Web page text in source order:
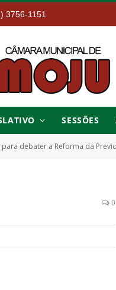
3756-1151
SESSÕES
debater a Reforma da
0